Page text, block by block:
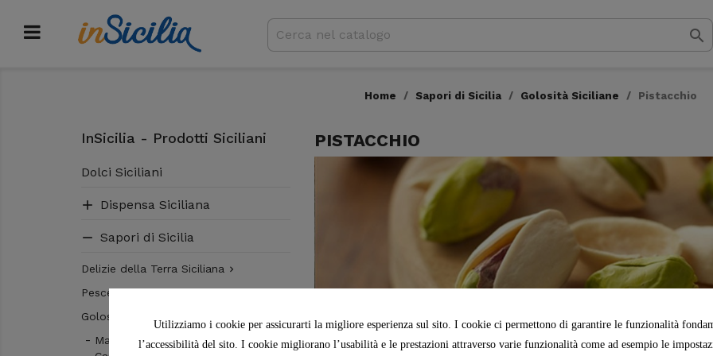
Utilizziamo i cookie per assicurarti la migliore esperienza sul sito. I cookie ci permettono di garantire le funzionalità
l’accessibilità del sito. I cookie migliorano l’usabilità e le prestazioni attraverso varie funzionalità come ad esempio le

Home Sapori di Sicilia Golosità Siciliane Pistacchio
InSicilia - Prodotti Siciliani
Dolci Siciliani
Dispensa Siciliana

Sapori di Sicilia

Delizie della Terra Siciliana 
Pesce Siciliano
Golosità Siciliane
Mandorla
PISTACCHIO